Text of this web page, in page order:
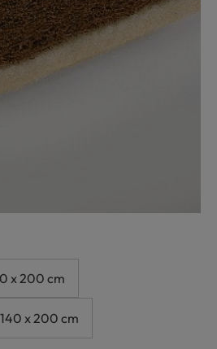
x 200 cm
140 x 200 cm